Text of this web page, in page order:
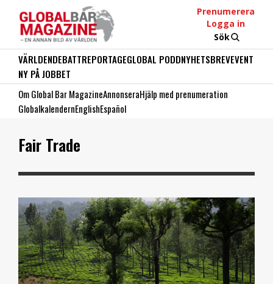
Prenumerera
Logga in
Sök
VÄRLDENDEBATTREPORTAGEGLOBAL PODDNYHETSBREVEVENT
NY PÅ JOBBET
Om Global Bar MagazineAnnonseraHjälp med prenumeration
GlobalkalendernEnglishEspañol
Fair Trade